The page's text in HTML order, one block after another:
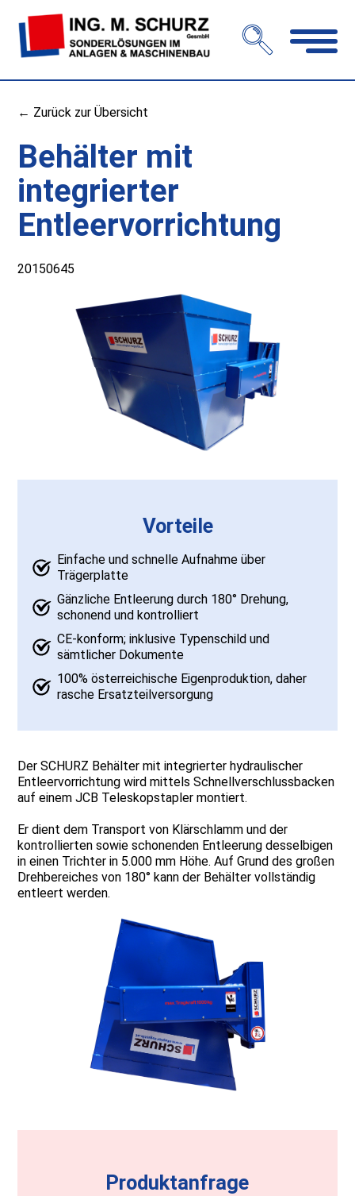
← Zurück zur Übersicht
Behälter mit
integrierter
Entleervorrichtung
20150645
Vorteile
Einfache und schnelle Aufnahme über
Trägerplatte
Gänzliche Entleerung durch 180° Drehung,
schonend und kontrolliert
CE-konform; inklusive Typenschild und
sämtlicher Dokumente
100% österreichische Eigenproduktion, daher
rasche Ersatzteilversorgung
Der SCHURZ Behälter mit integrierter hydraulischer
Entleervorrichtung wird mittels Schnellverschlussbacken
auf einem JCB Teleskopstapler montiert.
Er dient dem Transport von Klärschlamm und der
kontrollierten sowie schonenden Entleerung desselbigen
in einen Trichter in 5.000 mm Höhe. Auf Grund des großen
Drehbereiches von 180° kann der Behälter vollständig
entleert werden.
Produktanfrage